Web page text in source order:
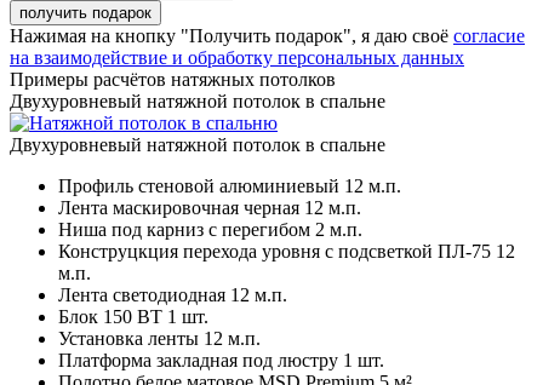
Нажимая на кнопку "Получить подарок", я даю своё согласие
на взаимодействие и обработку персональных данных
Примеры расчётов натяжных потолков
Двухуровневый натяжной потолок в спальне
Двухуровневый натяжной потолок в спальне
Профиль стеновой алюминиевый 12 м.п.
Лента маскировочная черная 12 м.п.
Ниша под карниз с перегибом 2 м.п.
Конструцкция перехода уровня с подсветкой ПЛ-75 12
м.п.
Лента светодиодная 12 м.п.
Блок 150 ВТ 1 шт.
Установка ленты 12 м.п.
Платформа закладная под люстру 1 шт.